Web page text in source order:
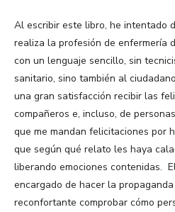
Al escribir este libro, he intentado
realiza la profesión de enfermería
con un lenguaje sencillo, sin
sanitario, sino también al
una gran satisfacción recibir las
compañeros e, incluso, de
que me mandan felicitaciones por
que según qué relato les haya
liberando emociones contenidas.
encargado de hacer la
reconfortante comprobar cómo